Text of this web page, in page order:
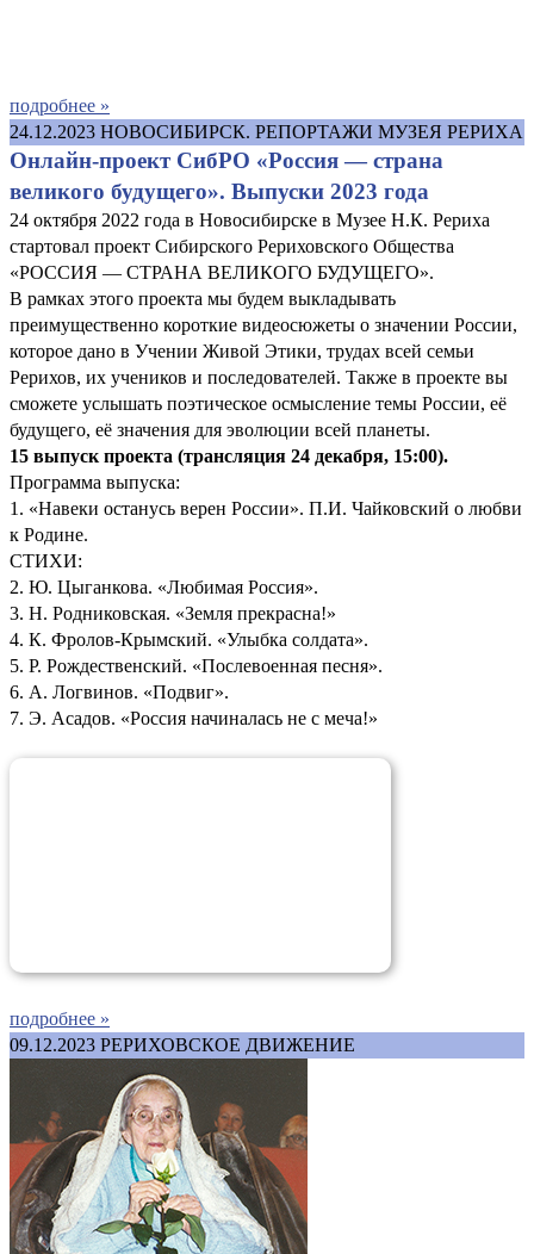
подробнее »
24.12.2023 НОВОСИБИРСК. РЕПОРТАЖИ МУЗЕЯ РЕРИХА
Онлайн-проект СибРО «Россия — страна
великого будущего». Выпуски 2023 года
24 октября 2022 года в Новосибирске в Музее Н.К. Рериха
стартовал проект Сибирского Рериховского Общества
«РОССИЯ — СТРАНА ВЕЛИКОГО БУДУЩЕГО».
В рамках этого проекта мы будем выкладывать
преимущественно короткие видеосюжеты о значении России,
которое дано в Учении Живой Этики, трудах всей семьи
Рерихов, их учеников и последователей. Также в проекте вы
сможете услышать поэтическое осмысление темы России, её
будущего, её значения для эволюции всей планеты.
15 выпуск проекта (трансляция 24 декабря, 15:00).
Программа выпуска:
1. «Навеки останусь верен России». П.И. Чайковский о любви
к Родине.
СТИХИ:
2. Ю. Цыганкова. «Любимая Россия».
3. Н. Родниковская. «Земля прекрасна!»
4. К. Фролов-Крымский. «Улыбка солдата».
5. Р. Рождественский. «Послевоенная песня».
6. А. Логвинов. «Подвиг».
7. Э. Асадов. «Россия начиналась не с меча!»
подробнее »
09.12.2023 РЕРИХОВСКОЕ ДВИЖЕНИЕ